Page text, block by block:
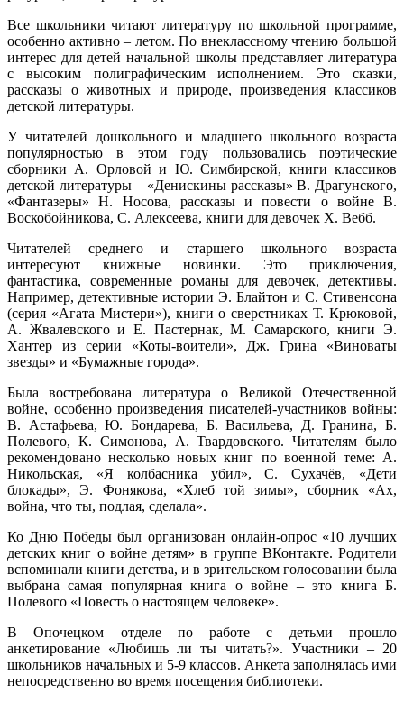
Все школьники читают литературу по школьной программе,
особенно активно – летом. По внеклассному чтению большой
интерес для детей начальной школы представляет литература
с высоким полиграфическим исполнением. Это сказки,
рассказы о животных и природе, произведения классиков
детской литературы.
У читателей дошкольного и младшего школьного возраста
популярностью в этом году пользовались поэтические
сборники А. Орловой и Ю. Симбирской, книги классиков
детской литературы ‒ «Денискины рассказы» В. Драгунского,
«Фантазеры» Н. Носова, рассказы и повести о войне В.
Воскобойникова, С. Алексеева, книги для девочек Х. Вебб.
Читателей среднего и старшего школьного возраста
интересуют книжные новинки. Это приключения,
фантастика, современные романы для девочек, детективы.
Например, детективные истории Э. Блайтон и С. Стивенсона
(серия «Агата Мистери»), книги о сверстниках Т. Крюковой,
А. Жвалевского и Е. Пастернак, М. Самарского, книги Э.
Хантер из серии «Коты-воители», Дж. Грина «Виноваты
звезды» и «Бумажные города».
Была востребована литература о Великой Отечественной
войне, особенно произведения писателей-участников войны:
В. Астафьева, Ю. Бондарева, Б. Васильева, Д. Гранина, Б.
Полевого, К. Симонова, А. Твардовского. Читателям было
рекомендовано несколько новых книг по военной теме: А.
Никольская, «Я колбасника убил», С. Сухачёв, «Дети
блокады», Э. Фонякова, «Хлеб той зимы», сборник «Ах,
война, что ты, подлая, сделала».
Ко Дню Победы был организован онлайн-опрос «10 лучших
детских книг о войне детям» в группе ВКонтакте. Родители
вспоминали книги детства, и в зрительском голосовании была
выбрана самая популярная книга о войне – это книга Б.
Полевого «Повесть о настоящем человеке».
В Опочецком отделе по работе с детьми прошло
анкетирование «Любишь ли ты читать?». Участники – 20
школьников начальных и 5-9 классов. Анкета заполнялась ими
непосредственно во время посещения библиотеки.